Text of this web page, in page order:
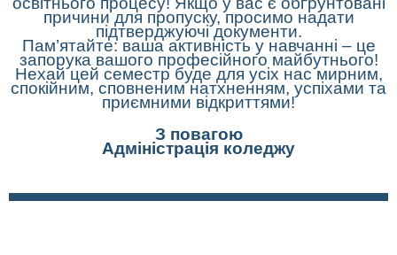
причини для пропуску, просимо надати
підтверджуючі документи.
Пам’ятайте: ваша активність у навчанні – це
запорука вашого професійного майбутнього!
Нехай цей семестр буде для усіх нас мирним,
спокійним, сповненим натхненням, успіхами та
приємними відкриттями!
З повагою
Адміністрація коледжу